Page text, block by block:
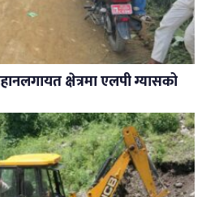
क्षेत्रमा एलपी ग्यासको